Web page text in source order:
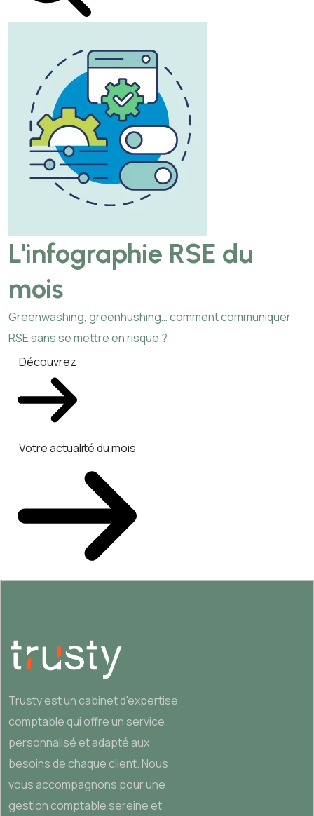
L'infographie RSE du
mois
Greenwashing, greenhushing… comment communiquer
RSE sans se mettre en risque ?
Découvrez
Votre actualité du mois
Trusty est un cabinet d'expertise
comptable qui offre un service
personnalisé et adapté aux
besoins de chaque client. Nous
vous accompagnons pour une
gestion comptable sereine et